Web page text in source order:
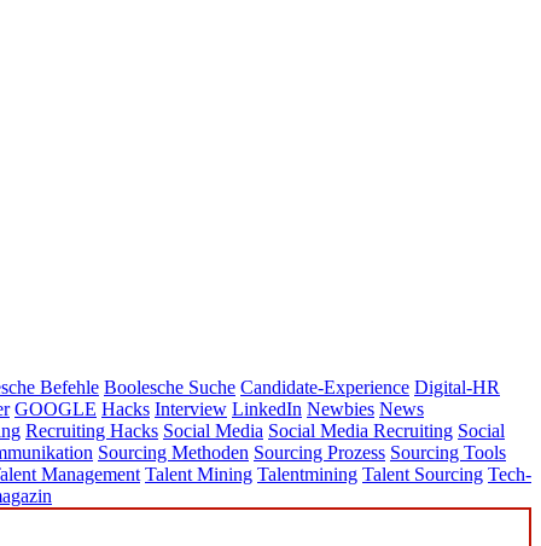
Befehle Boolesche Suche Candidate-Experience Digital-HR
GOOGLE Hacks Interview LinkedIn Newbies News
Recruiting Hacks Social Media Social Media Recruiting Social
Sourcing Methoden Sourcing Prozess Sourcing Tools
Management Talent Mining Talentmining Talent Sourcing Tech-